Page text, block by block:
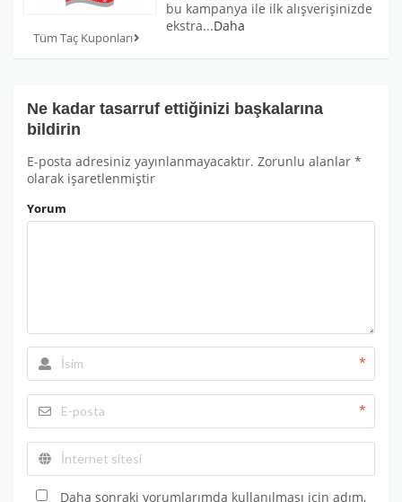
Tüm Taç Kuponları
bu kampanya ile ilk alışverişinizde
ekstra...Daha
Ne kadar tasarruf ettiğinizi başkalarına
bildirin
E-posta adresiniz yayınlanmayacaktır. Zorunlu alanlar *
olarak işaretlenmiştir
Yorum
*
*
Daha sonraki yorumlarımda kullanılması için adım,